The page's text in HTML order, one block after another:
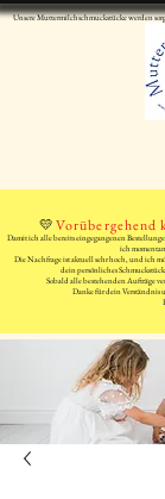
Unsere Muttermilchschmuckstücke werden
💛Vorübergehend
Damit ich alle bereits eingegangenen
ich
Die Nachfrage ist aktuell sehr hoch, und ich
dein persönliches
Sobald alle bestehenden Aufträge
Danke für dein Verständnis